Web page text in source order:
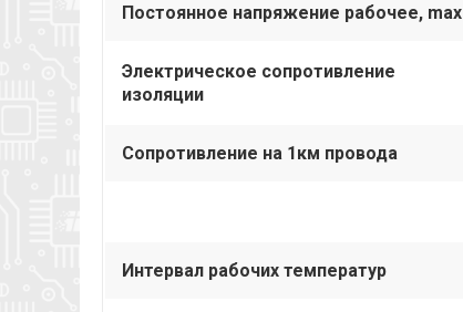
Постоянное напряжение рабочее, max
Электрическое сопротивление
изоляции
Сопротивление на 1км провода
Интервал рабочих температур